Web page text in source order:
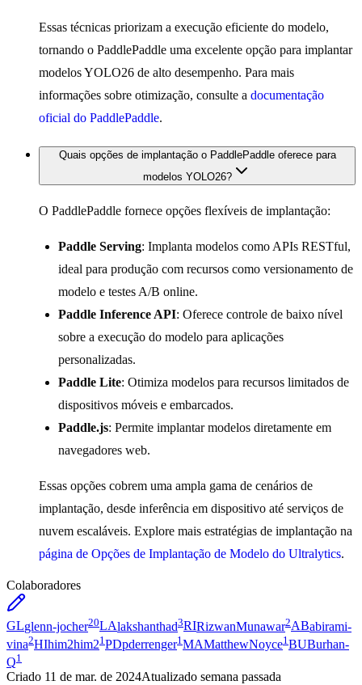
Essas técnicas priorizam a execução eficiente do modelo,
tornando o PaddlePaddle uma excelente opção para implantar
modelos YOLO26 de alto desempenho. Para mais
informações sobre otimização, consulte a documentação
oficial do PaddlePaddle.
Quais opções de implantação o PaddlePaddle oferece para
modelos YOLO26?
O PaddlePaddle fornece opções flexíveis de implantação:
Paddle Serving: Implanta modelos como APIs RESTful,
ideal para produção com recursos como versionamento de
modelo e testes A/B online.
Paddle Inference API: Oferece controle de baixo nível
sobre a execução do modelo para aplicações
personalizadas.
Paddle Lite: Otimiza modelos para recursos limitados de
dispositivos móveis e embarcados.
Paddle.js: Permite implantar modelos diretamente em
navegadores web.
Essas opções cobrem uma ampla gama de cenários de
implantação, desde inferência em dispositivo até serviços de
nuvem escaláveis. Explore mais estratégias de implantação na
página de Opções de Implantação de Modelo do Ultralytics.
Colaboradores
GLglenn-jocher20LAlakshanthad3RIRizwanMunawar2ABabirami-
vina2HIhim2him21 PDpderrenger1 MAMatthewNoyce1 BUBurhan-
Q1
Criado 11 de mar. de 2024Atualizado semana passada